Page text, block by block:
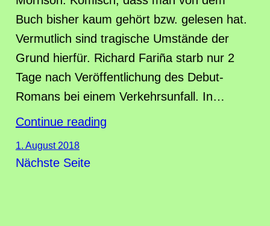
Buch bisher kaum gehört bzw. gelesen hat.
Vermutlich sind tragische Umstände der
Grund hierfür. Richard Fariña starb nur 2
Tage nach Veröffentlichung des Debut-
Romans bei einem Verkehrsunfall. In…
Continue reading
1. August 2018
Nächste Seite